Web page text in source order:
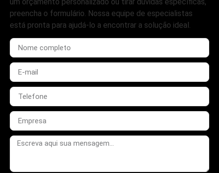
preencha o formulário. Nossa equipe de especialistas
está pronta para ajudá-lo a encontrar a solução ideal.